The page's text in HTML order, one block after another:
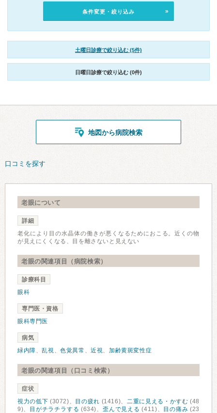
条件変更・絞り込み
土曜日診療で絞り込む (5件)
日曜日診療で絞り込む (0件)
地図から病院検索
口コミを探す
老眼について
詳細
老化により目の水晶体の働きが悪くなるためにおこる。近くの物
が見えにくくなる、目を離さないと見えない
老眼の関連項目（病院検索）
診療科目
眼科
専門医・資格
眼科専門医
病気
緑内障、乱視、色覚異常 、近視、加齢黄斑変性症
老眼の関連項目（口コミ検索）
症状
視力の低下 (3072)、 目の疲れ (1416)、 二重に見える・かすむ (48
9)、
目がチラチラする (634)、歪んで見える (411)、 目の痛み (23